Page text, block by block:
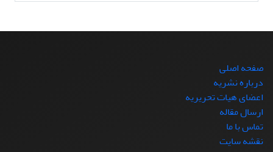
صفحه اصلی
درباره نشریه
اعضای هیات تحریریه
ارسال مقاله
تماس با ما
نقشه سایت